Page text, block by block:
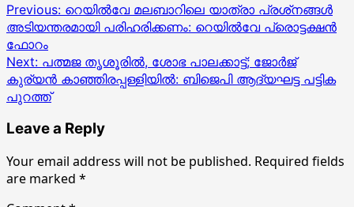
Previous: റെയില്‍വേ മലബാറിലെ യാത്രാ പ്രശ്‌നങ്ങള്‍
അടിയന്തരമായി പരിഹരിക്കണം: റെയില്‍വേ പ്രൊട്ടക്ഷന്‍
ഫോറം
Next: പത്മജ തൃശൂരിൽ, ശോഭ പാലക്കാട്ട്; ജോർജ്
കുര്യൻ കാഞ്ഞിരപ്പള്ളിയിൽ: ബിജെപി ആദ്യഘട്ട പട്ടിക
പുറത്ത്‌
Leave a Reply
Your email address will not be published. Required fields
are marked *